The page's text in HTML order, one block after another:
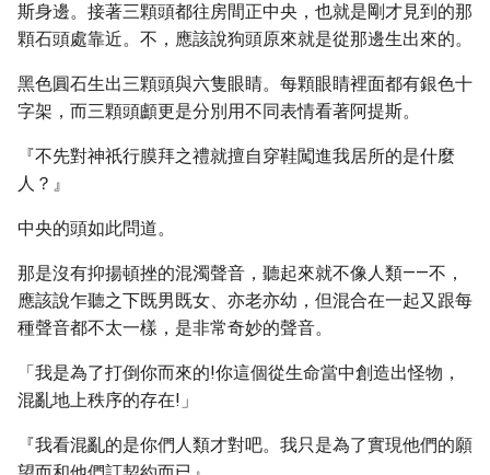
斯身邊。接著三顆頭都往房間正中央，也就是剛才見到的那
顆石頭處靠近。不，應該說狗頭原來就是從那邊生出來的。
黑色圓石生出三顆頭與六隻眼睛。每顆眼睛裡面都有銀色十
字架，而三顆頭顱更是分別用不同表情看著阿提斯。
『不先對神祇行膜拜之禮就擅自穿鞋闖進我居所的是什麼
人？』
中央的頭如此問道。
那是沒有抑揚頓挫的混濁聲音，聽起來就不像人類——不，
應該說乍聽之下既男既女、亦老亦幼，但混合在一起又跟每
種聲音都不太一樣，是非常奇妙的聲音。
「我是為了打倒你而來的!你這個從生命當中創造出怪物，
混亂地上秩序的存在!」
『我看混亂的是你們人類才對吧。我只是為了實現他們的願